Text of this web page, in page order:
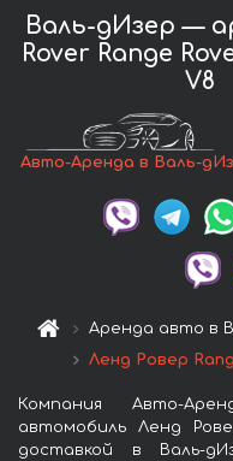
Валь-дИзер —
Rover Range
V8
Авто-Аренда в Валь-
Аренда авто в
Ленд Ровер
Компания Авто-
автомобиль Ленд
доставкой в Валь-